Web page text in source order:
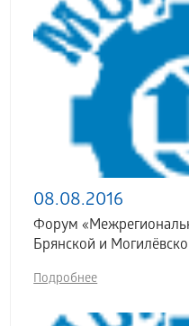
08.08.2016
Форум
Брянской и
Подробнее